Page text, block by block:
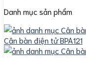
Danh mục sản phẩm
Cân bàn điện tử BPA121